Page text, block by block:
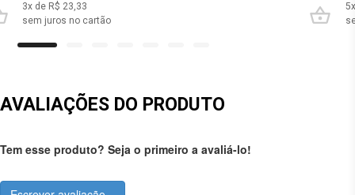
3x de R$ 23,33
sem juros no cartão
5
AVALIAÇÕES DO PRODUTO
Tem esse produto? Seja o primeiro a avaliá-lo!